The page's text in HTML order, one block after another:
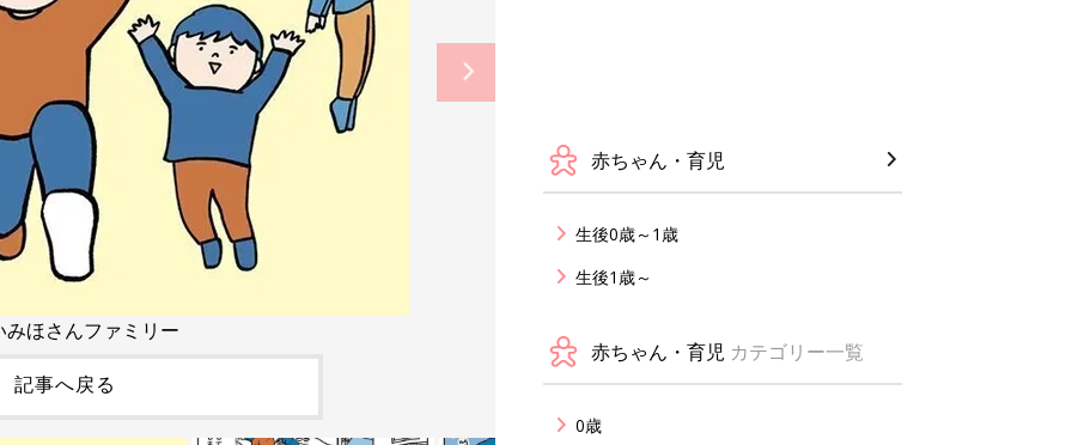
みほさんファミリー
記事へ戻る
赤ちゃん・育児
生後0歳～1歳
生後1歳～
赤ちゃん・育児 カテゴリー一覧
0歳